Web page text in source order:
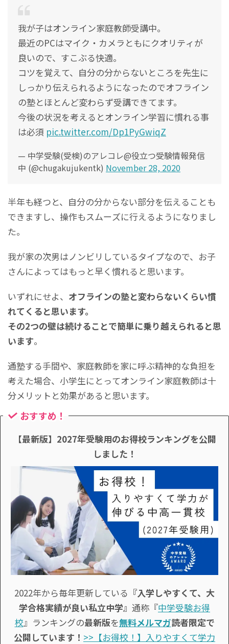
我が子はオンライン家庭教師受講中。
最近のPCはマイク・カメラともにクオリティが
良いので、すこぶる快適。
コツを覚えて、自分の分からないところを先生に
しっかり伝えられるようになったのでオフライン
の塾とほとんど変わらず受講できてます。
今後の状況を考えるとオンライン学習に慣れる事
は必須 pic.twitter.com/Dp1PyGwiqZ
— 中学受験(受検)のアレコレ@役立つ受験情報発信
中 (@chugakujukentk) November 28, 2020
半年も経つと、自分の分からない部分を伝えることも
できますし、操作もスムーズに行えるようになりまし
た。
我が家の次男はノンビリしているタイプなので、お子
さんによってはもっと早く慣れると思います。
いずれにせよ、 オフラインの塾と変わらないくらい慣
れてくると思います。
その2つの壁は続けることで簡単に乗り越えられると思
います。
通塾する手間や、家庭教師を家に呼ぶ精神的な負担を
考えた場合、小学生にとってオンライン家庭教師は十
分メリットと効果があると思います。
おすすめ！
【最新版】2027年受験用のお得校ランキングを公開
しました！
2022年から毎年更新している 『入学しやすくて、大
学合格実績が良い私立中学』 通称『中学受験お得
校』ランキングの最新版を無料メルマガ読者限定で
公開しています！ >>【お得校！】入りやすくて学力